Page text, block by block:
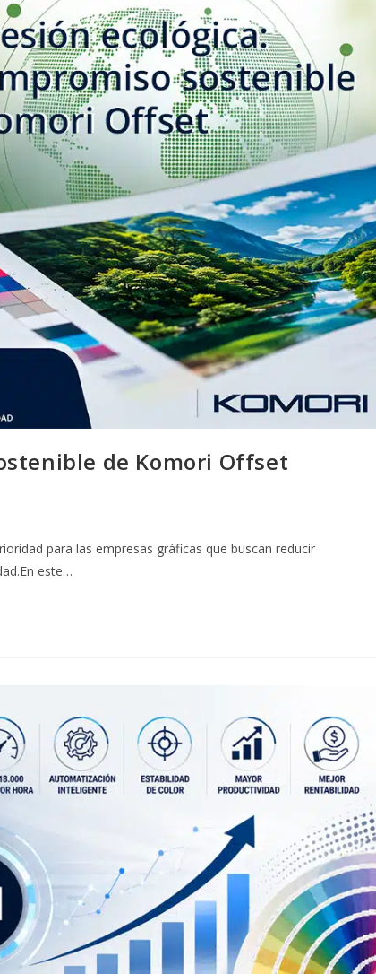
de Komori Offset
para las empresas gráficas que buscan reducir
este…